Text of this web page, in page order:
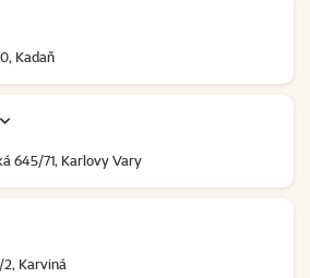
Kadaň
645/71, Karlovy Vary
Karviná